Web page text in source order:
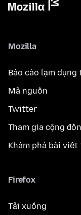
Mozilla
Báo cáo lạm
Mã nguồn
Twitter
Tham gia cộng
Khám phá bài
Firefox
Tải xuống